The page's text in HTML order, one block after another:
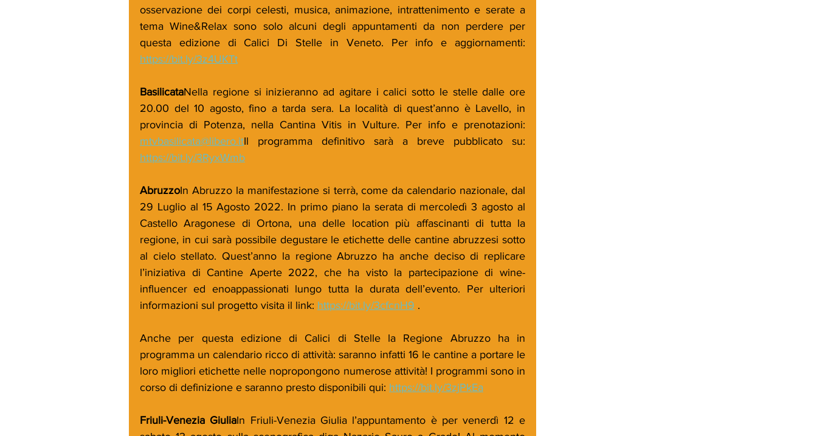
osservazione dei corpi celesti, musica, animazione, intrattenimento e serate a
tema Wine&Relax sono solo alcuni degli appuntamenti da non perdere per
https://bit.ly/3z4UKTt
BasilicataNella regione si inizieranno ad agitare i calici sotto le stelle dalle ore
20.00 del 10 agosto, fino a tarda sera. La località di quest’anno è Lavello, in
mtvbasilicata@libero.it
https://bit.ly/3RyxWmb
AbruzzoIn Abruzzo la manifestazione si terrà, come da calendario nazionale, dal
29 Luglio al 15 Agosto 2022. In primo piano la serata di mercoledì 3 agosto al
Castello Aragonese di Ortona, una delle location più affascinanti di tutta la
regione, in cui sarà possibile degustare le etichette delle cantine abruzzesi sotto
al cielo stellato. Quest’anno la regione Abruzzo ha anche deciso di replicare
l’iniziativa di Cantine Aperte 2022, che ha visto la partecipazione di wine-
influencer ed enoappassionati lungo tutta la durata dell’evento. Per ulteriori
informazioni sul progetto visita il link: https://bit.ly/3cfcnH9 .
Anche per questa edizione di Calici di Stelle la Regione Abruzzo ha in
programma un calendario ricco di attività: saranno infatti 16 le cantine a portare le
loro migliori etichette nelle nopropongono numerose attività! I programmi sono in
corso di definizione e saranno presto disponibili qui: https://bit.ly/3zjPkEa
Friuli-Venezia GiuliaIn Friuli-Venezia Giulia l’appuntamento è per venerdì 12 e